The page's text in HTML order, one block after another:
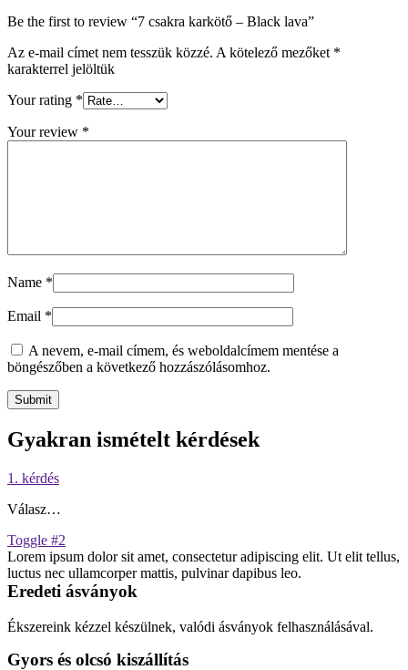
Be the first to review “7 csakra karkötő – Black lava”
Az e-mail címet nem tesszük közzé. A kötelező mezőket *
karakterrel jelöltük
Your rating *
Your review *
Name *
Email *
A nevem, e-mail címem, és weboldalcímem mentése a
böngészőben a következő hozzászólásomhoz.
Gyakran ismételt kérdések
1. kérdés
Válasz…
Toggle #2
Lorem ipsum dolor sit amet, consectetur adipiscing elit. Ut elit tellus,
luctus nec ullamcorper mattis, pulvinar dapibus leo.
Eredeti ásványok
Ékszereink kézzel készülnek, valódi ásványok felhasználásával.
Gyors és olcsó kiszállítás